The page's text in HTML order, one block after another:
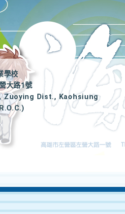
學校
大路1號
Zuoying Dist., Kaohsiung
|